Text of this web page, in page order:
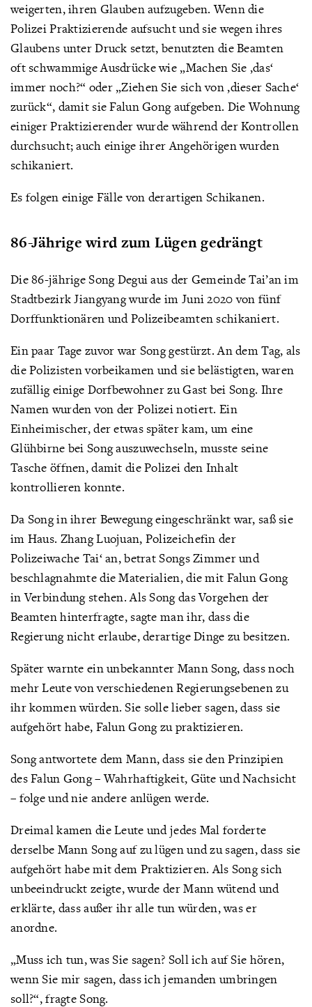
weigerten, ihren Glauben aufzugeben. Wenn die
Polizei Praktizierende aufsucht und sie wegen ihres
Glaubens unter Druck setzt, benutzten die Beamten
oft schwammige Ausdrücke wie „Machen Sie ‚das‘
immer noch?“ oder „Ziehen Sie sich von ‚dieser Sache‘
zurück“, damit sie Falun Gong aufgeben. Die Wohnung
einiger Praktizierender wurde während der Kontrollen
durchsucht; auch einige ihrer Angehörigen wurden
schikaniert.
Es folgen einige Fälle von derartigen Schikanen.
86-Jährige wird zum Lügen gedrängt
Die 86-jährige Song Degui aus der Gemeinde Tai’an im
Stadtbezirk Jiangyang wurde im Juni 2020 von fünf
Dorffunktionären und Polizeibeamten schikaniert.
Ein paar Tage zuvor war Song gestürzt. An dem Tag, als
die Polizisten vorbeikamen und sie belästigten, waren
zufällig einige Dorfbewohner zu Gast bei Song. Ihre
Namen wurden von der Polizei notiert. Ein
Einheimischer, der etwas später kam, um eine
Glühbirne bei Song auszuwechseln, musste seine
Tasche öffnen, damit die Polizei den Inhalt
kontrollieren konnte.
Da Song in ihrer Bewegung eingeschränkt war, saß sie
im Haus. Zhang Luojuan, Polizeichefin der
Polizeiwache Tai‘ an, betrat Songs Zimmer und
beschlagnahmte die Materialien, die mit Falun Gong
in Verbindung stehen. Als Song das Vorgehen der
Beamten hinterfragte, sagte man ihr, dass die
Regierung nicht erlaube, derartige Dinge zu besitzen.
Später warnte ein unbekannter Mann Song, dass noch
mehr Leute von verschiedenen Regierungsebenen zu
ihr kommen würden. Sie solle lieber sagen, dass sie
aufgehört habe, Falun Gong zu praktizieren.
Song antwortete dem Mann, dass sie den Prinzipien
des Falun Gong – Wahrhaftigkeit, Güte und Nachsicht
– folge und nie andere anlügen werde.
Dreimal kamen die Leute und jedes Mal forderte
derselbe Mann Song auf zu lügen und zu sagen, dass sie
aufgehört habe mit dem Praktizieren. Als Song sich
unbeeindruckt zeigte, wurde der Mann wütend und
erklärte, dass außer ihr alle tun würden, was er
anordne.
„Muss ich tun, was Sie sagen? Soll ich auf Sie hören,
wenn Sie mir sagen, dass ich jemanden umbringen
soll?“, fragte Song.